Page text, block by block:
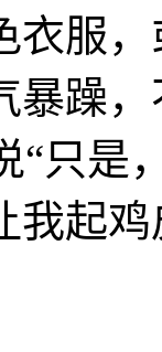
衣服
暴躁
“只是
我起